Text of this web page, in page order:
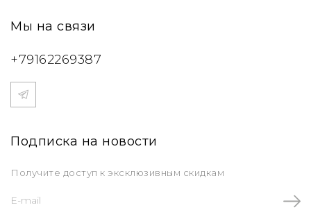
Мы на связи
+79162269387
Подписка на новости
Получите доступ к эксклюзивным скидкам